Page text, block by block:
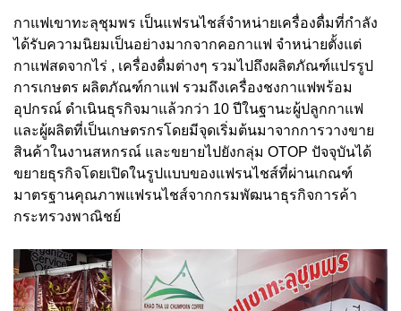
กาแฟเขาทะลุชุมพร เป็นแฟรนไชส์จำหน่ายเครื่องดื่มที่กำลัง
ได้รับความนิยมเป็นอย่างมากจากคอกาแฟ จำหน่ายตั้งแต่
กาแฟสดจากไร่ , เครื่องดื่มต่างๆ รวมไปถึงผลิตภัณฑ์แปรรูป
การเกษตร ผลิตภัณฑ์กาแฟ รวมถึงเครื่องชงกาแฟพร้อม
อุปกรณ์ ดำเนินธุรกิจมาแล้วกว่า 10 ปีในฐานะผู้ปลูกกาแฟ
และผู้ผลิตที่เป็นเกษตรกรโดยมีจุดเริ่มต้นมาจากการวางขาย
สินค้าในงานสหกรณ์ และขยายไปยังกลุ่ม OTOP ปัจจุบันได้
ขยายธุรกิจโดยเปิดในรูปแบบของแฟรนไชส์ที่ผ่านเกณฑ์
มาตรฐานคุณภาพแฟรนไชส์จากกรมพัฒนาธุรกิจการค้า
กระทรวงพาณิชย์